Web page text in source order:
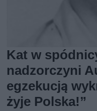
Kat w
nadzorczyni
egzekucją
żyje Polska!”